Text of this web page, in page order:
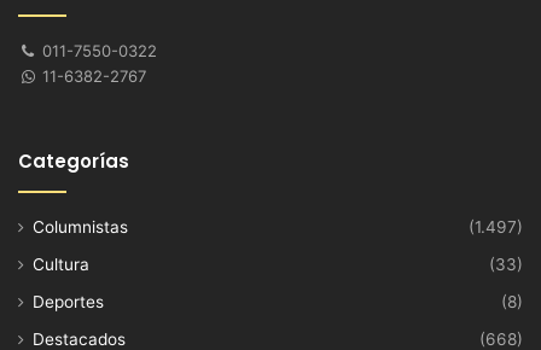
011-7550-0322
11-6382-2767
Categorías
Columnistas
(1.497)
Cultura
(33)
Deportes
(8)
Destacados
(668)